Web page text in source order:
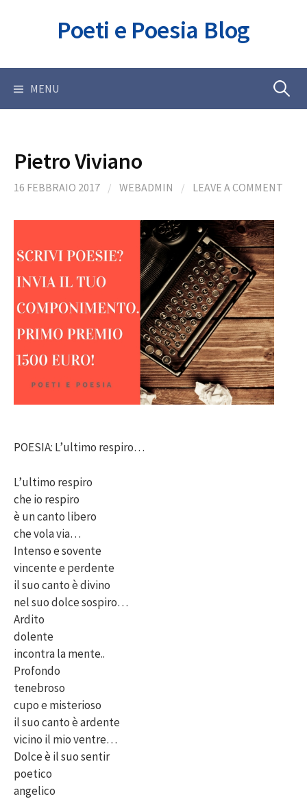
Poeti e Poesia Blog
MENU Ricerca
Pietro Viviano
16 FEBBRAIO 2017 / WEBADMIN / LEAVE A COMMENT
POESIA: L’ultimo respiro…
L’ultimo respiro
che io respiro
è un canto libero
che vola via…
Intenso e sovente
vincente e perdente
il suo canto è divino
nel suo dolce sospiro…
Ardito
dolente
incontra la mente..
Profondo
tenebroso
cupo e misterioso
il suo canto è ardente
vicino il mio ventre…
Dolce è il suo sentir
poetico
angelico